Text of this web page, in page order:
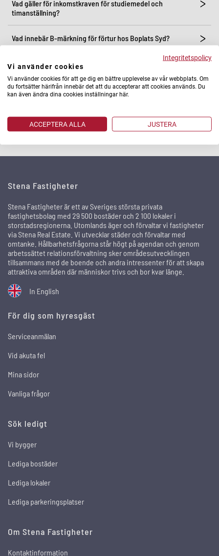
Vad gäller för inkomstkraven för studiemedel och
timanställning?
Vad innebär B-märkning för förtur hos Boplats Syd?
Kan någon närstående gå i borgen när jag söker lägenhet
Vad krävs för att kunna hyra lägenhet hos Stena Fastigheter?
Räknas bostadsbidrag som inkomst?
Stena Fastigheter
Stena Fastigheter är ett av Sveriges största privata
fastighetsbolag med 29 500 bostäder och 2 100 lokaler i
storstadsregionerna. Utomlands äger och förvaltar vi fastigheter
via Stena Real Estate. Vi utvecklar städer och förvaltar med
omtanke. Hållbarhetsfrågorna står högt på agendan och genom
arbetssättet relationsförvaltning sker områdesutvecklingen
tillsammans med de boende och andra intressenter för att skapa
attraktiva områden där människor trivs och bor kvar länge.
In English
För dig som hyresgäst
Serviceanmälan
Vid akuta fel
Mina sidor
Vanliga frågor
Sök ledigt
Vi bygger
Lediga bostäder
Lediga lokaler
Lediga parkeringsplatser
Om Stena Fastigheter
Kontaktinformation
Integritetspolicy
Vi använder cookies
Vi använder cookies för att ge dig en bättre upplevelse av vår webbplats. Om
du fortsätter härifrån innebär det att du accepterar att cookies används. Du
kan även ändra dina cookies inställningar här.
ACCEPTERA ALLA JUSTERA